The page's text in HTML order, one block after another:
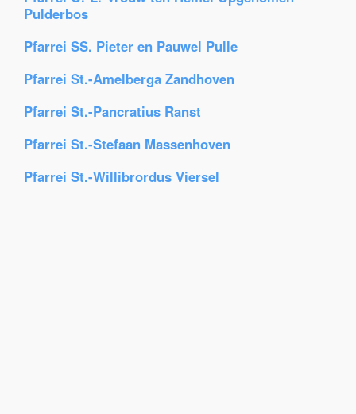
Pulderbos
Pfarrei SS. Pieter en Pauwel Pulle
Pfarrei St.-Amelberga Zandhoven
Pfarrei St.-Pancratius Ranst
Pfarrei St.-Stefaan Massenhoven
Pfarrei St.-Willibrordus Viersel